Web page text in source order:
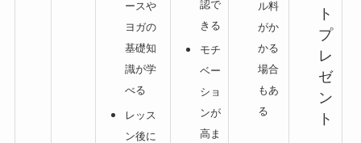
ースや
ヨガの
基礎知
識が学
べる
レッス
ン後に
認で
きる
モチ
ベー
ショ
ンが
高ま
ル料
がか
かる
場合
もあ
る
ト
プ
レ
ゼ
ン
ト